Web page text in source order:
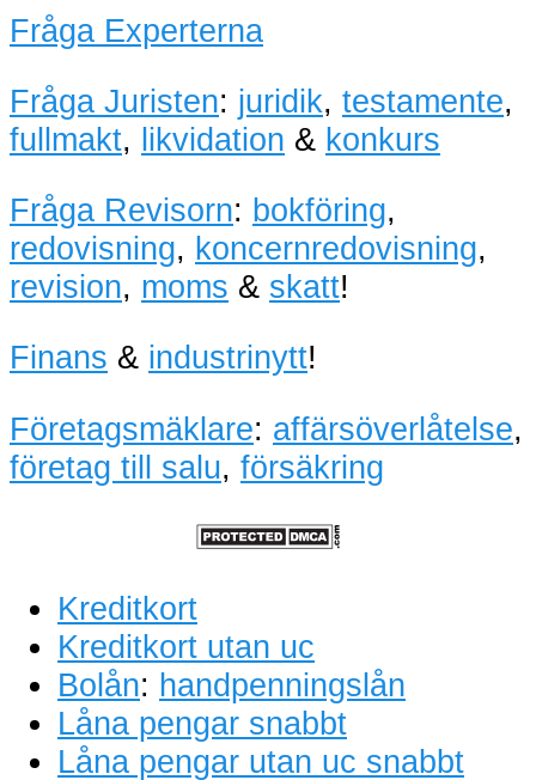
Fråga Experterna
Fråga Juristen: juridik, testamente,
fullmakt, likvidation & konkurs
Fråga Revisorn: bokföring,
redovisning, koncernredovisning,
revision, moms & skatt!
Finans & industrinytt!
Företagsmäklare: affärsöverlåtelse,
företag till salu, försäkring
Kreditkort
Kreditkort utan uc
Bolån: handpenningslån
Låna pengar snabbt
Låna pengar utan uc snabbt